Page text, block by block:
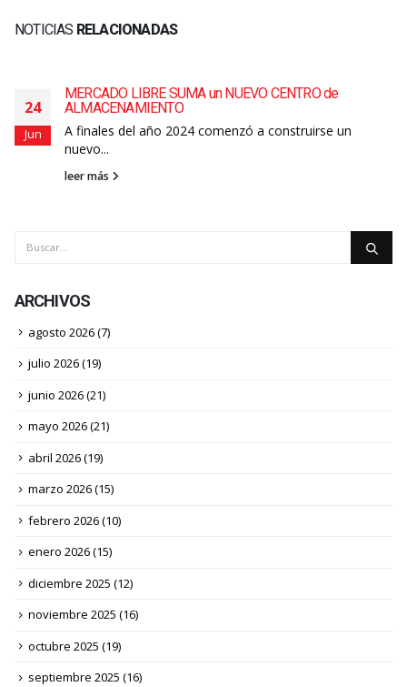
NOTICIAS RELACIONADAS
24
Jun
MERCADO LIBRE SUMA un NUEVO CENTRO de
ALMACENAMIENTO
A finales del año 2024 comenzó a construirse un
nuevo...
leer más
ARCHIVOS
agosto 2026(7)
julio 2026(19)
junio 2026(21)
mayo 2026(21)
abril 2026(19)
marzo 2026(15)
febrero 2026(10)
enero 2026(15)
diciembre 2025 (12)
noviembre 2025 (16)
octubre 2025 (19)
septiembre 2025 (16)